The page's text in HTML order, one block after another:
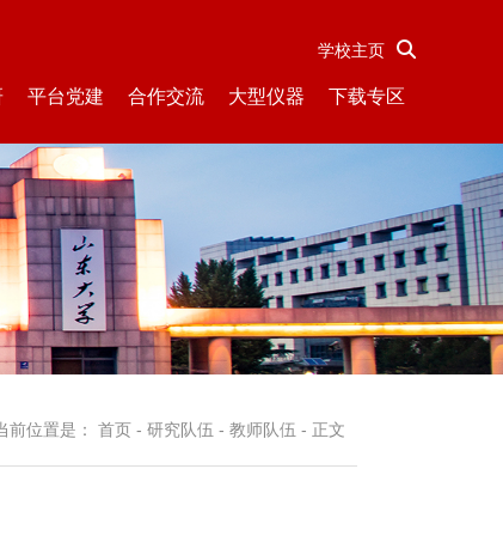
学校主页
平台党建 合作交流 大型仪器 下载专区
前位置是： 首页 - 研究队伍 - 教师队伍 - 正文